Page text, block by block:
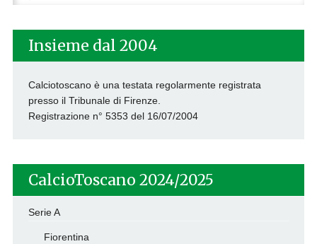
per:
Insieme dal 2004
Calciotoscano è una testata regolarmente registrata
presso il Tribunale di Firenze.
Registrazione n° 5353 del 16/07/2004
CalcioToscano 2024/2025
Serie A
Fiorentina